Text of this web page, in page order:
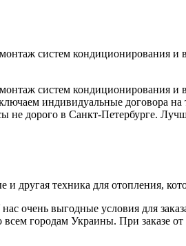
систем кондиционирования и
систем кондиционирования и
индивидуальные договора
не дорого в Санкт-Петербурге.
и другая техника для отопления,
очень выгодные условия для
городам Украины. При заказе от